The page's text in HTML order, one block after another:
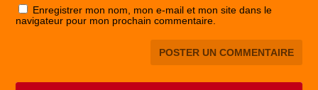
Enregistrer mon nom, mon e-mail et mon site dans le
navigateur pour mon prochain commentaire.